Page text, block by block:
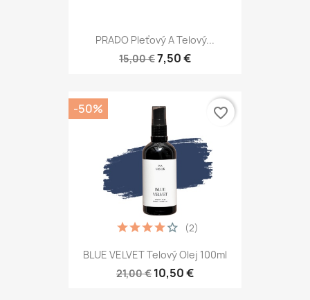
PRADO Pleťový A Telový...
15,00 €7,50 €
BLUE VELVET Telový Olej 100ml
21,00 € 10,50 €
(2)
-50% favorite_border